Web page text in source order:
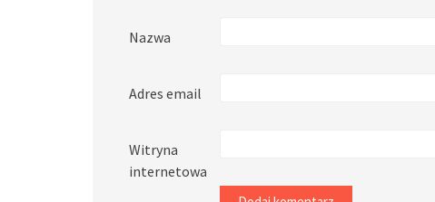
Nazwa
Adres email
Witryna
internetowa